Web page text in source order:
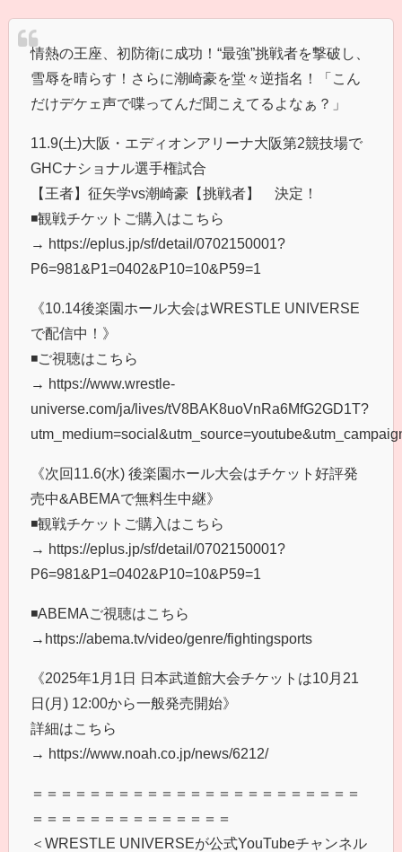
情熱の王座、初防衛に成功！“最強”挑戦者を撃破し、
雪辱を晴らす！さらに潮崎豪を堂々逆指名！「こん
だけデケェ声で喋ってんだ聞こえてるよなぁ？」
11.9(土)大阪・エディオンアリーナ大阪第2競技場で
GHCナショナル選手権試合
【王者】征矢学vs潮崎豪【挑戦者】 決定！
◾️観戦チケットご購入はこちら
→ https://eplus.jp/sf/detail/0702150001?
P6=981&P1=0402&P10=10&P59=1
《10.14後楽園ホール大会はWRESTLE UNIVERSE
で配信中！》
◾️ご視聴はこちら
→ https://www.wrestle-
universe.com/ja/lives/tV8BAK8uoVnRa6MfG2GD1T?
《次回11.6(水) 後楽園ホール大会はチケット好評発
売中&ABEMAで無料生中継》
◾️観戦チケットご購入はこちら
→ https://eplus.jp/sf/detail/0702150001?
P6=981&P1=0402&P10=10&P59=1
◾️ABEMAご視聴はこちら
→https://abema.tv/video/genre/fightingsports
《2025年1月1日 日本武道館大会チケットは10月21
日(月) 12:00から一般発売開始》
詳細はこちら
→ https://www.noah.co.jp/news/6212/
＝＝＝＝＝＝＝＝＝＝＝＝＝＝＝＝＝＝＝＝＝＝＝
＝＝＝＝＝＝＝＝＝＝＝＝＝＝
＜WRESTLE UNIVERSEが公式YouTubeチャンネル